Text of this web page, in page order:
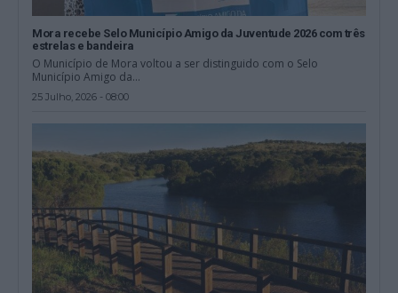
Mora recebe Selo Município Amigo da Juventude 2026 com três
estrelas e bandeira
O Município de Mora voltou a ser distinguido com o Selo
Município Amigo da...
25 Julho, 2026 - 08:00